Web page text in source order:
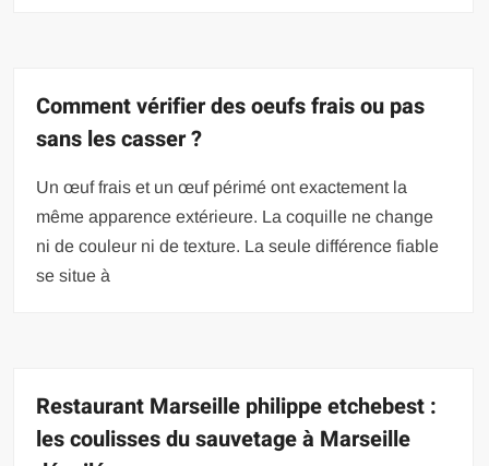
Comment vérifier des oeufs frais ou pas
sans les casser ?
Un œuf frais et un œuf périmé ont exactement la
même apparence extérieure. La coquille ne change
ni de couleur ni de texture. La seule différence fiable
se situe à
Restaurant Marseille philippe etchebest :
les coulisses du sauvetage à Marseille